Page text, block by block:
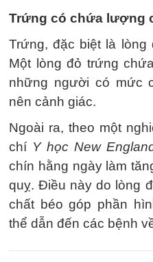
Trứng có chứa lượng
Trứng, đặc biệt là lòng
Một lòng đỏ trứng
những người có mức
nên cảnh giác.
Ngoài ra, theo một
chí Y học New
chín hằng ngày làm
quỵ. Điều này do lòng
chất béo góp phần
thể dẫn đến các bệnh